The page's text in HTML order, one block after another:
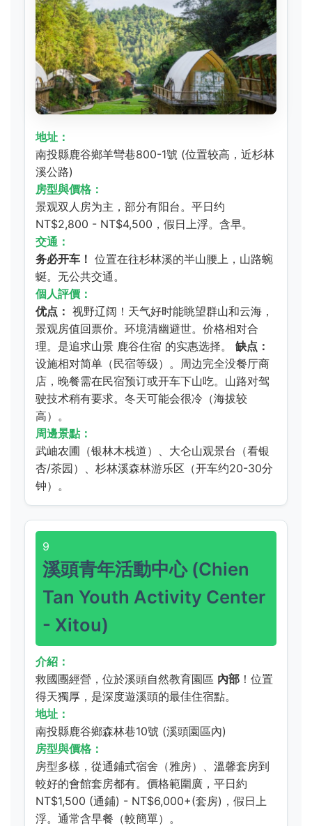
地址：
南投縣鹿谷鄉羊彎巷800-1號 (位置较高，近杉林
溪公路)
房型與價格：
景观双人房为主，部分有阳台。平日约
NT$2,800 - NT$4,500，假日上浮。含早。
交通：
务必开车！ 位置在往杉林溪的半山腰上，山路蜿
蜒。无公共交通。
個人評價：
优点： 视野辽阔！天气好时能眺望群山和云海，
景观房值回票价。环境清幽避世。价格相对合
理。是追求山景 鹿谷住宿 的实惠选择。 缺点：
设施相对简单（民宿等级）。周边完全没餐厅商
店，晚餐需在民宿预订或开车下山吃。山路对驾
驶技术稍有要求。冬天可能会很冷（海拔较
高）。
周邊景點：
武岫农圃（银林木栈道）、大仑山观景台（看银
杏/茶园）、杉林溪森林游乐区（开车约20-30分
钟）。
9
溪頭青年活動中心 (Chien
Tan Youth Activity Center
- Xitou)
介紹：
救國團經營，位於溪頭自然教育園區 內部 ！位置
得天獨厚，是深度遊溪頭的最佳住宿點。
地址：
南投縣鹿谷鄉森林巷10號 (溪頭園區內)
房型與價格：
房型多樣，從通鋪式宿舍（雅房）、溫馨套房到
較好的會館套房都有。價格範圍廣，平日約
NT$1,500 (通鋪) - NT$6,000+(套房)，假日上
浮。通常含早餐（較簡單）。